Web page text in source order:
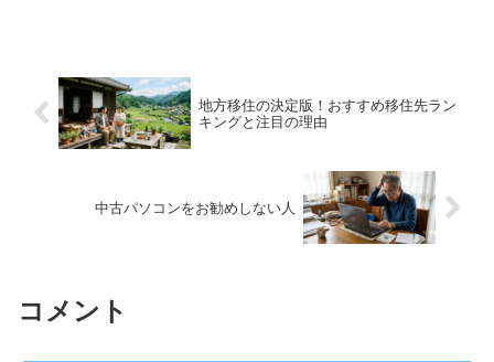
地方移住の決定版！おすすめ移住先ラン
キングと注目の理由
中古パソコンをお勧めしない人
コメント